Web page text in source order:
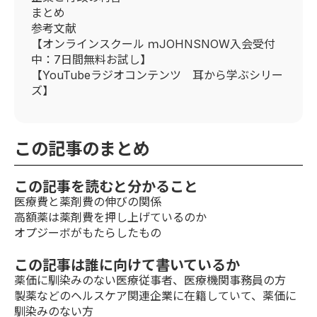
まとめ
参考文献
【オンラインスクール ｍJOHNSNOW入会受付
中：7日間無料お試し】
【YouTubeラジオコンテンツ 耳から学ぶシリー
ズ】
この記事のまとめ
この記事を読むと分かること
医療費と薬剤費の伸びの関係
高額薬は薬剤費を押し上げているのか
オプジーボがもたらしたもの
この記事は誰に向けて書いているか
薬価に馴染みのない医療従事者、医療機関事務員の方
製薬などのヘルスケア関連企業に在籍していて、薬価に
馴染みのない方